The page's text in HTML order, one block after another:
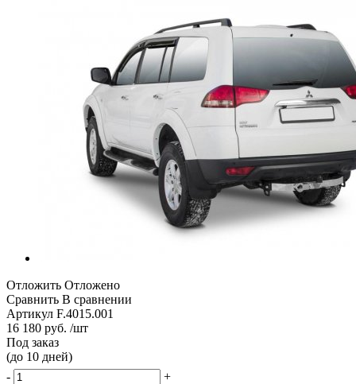
Отложить Отложено
Сравнить В сравнении
Артикул F.4015.001
16 180 руб. /шт
Под заказ
(до 10 дней)
-
+